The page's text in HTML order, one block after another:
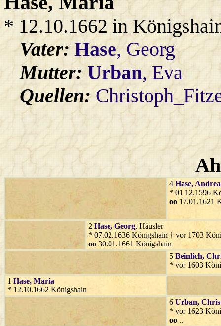
* 12.10.1662 in
Vater:Hase, Georg
Mutter:Urban, Eva
Quellen:
4 Hase,
* 01.12.1596
oo 17.01.1621
2 Hase, Georg, Häusler
* 07.02.1636 Königshain † vor 1703
oo 30.01.1661 Königshain
5 Beinlich,
* vor 1603
1 Hase, Maria
* 12.10.1662 Königshain
6 Urban,
* vor 1623
oo ...